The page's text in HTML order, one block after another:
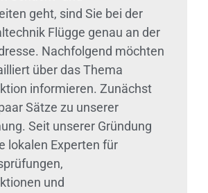
geht, sind Sie bei der
Flügge genau an der
Nachfolgend möchten
über das Thema
informieren. Zunächst
Sätze zu unserer
Seit unserer Gründung
lokalen Experten für
und